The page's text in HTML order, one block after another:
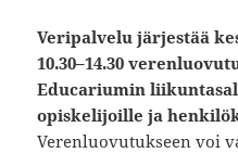
Veripalvelu järjestää
10.30–14.30
Educariumin
opiskelijoille ja
Verenluovutukseen voi